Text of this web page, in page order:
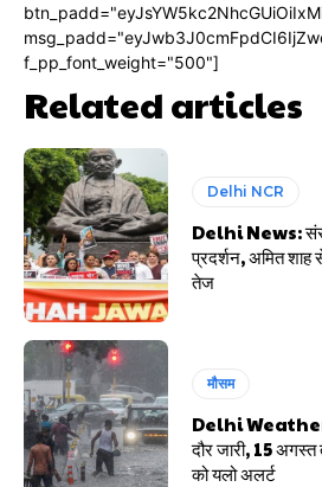
f_pp_font_weight="500"]
Related articles
Delhi NCR
Delhi News: संसद
प्रदर्शन, अमित
तेज
मौसम
Delhi Weather:
दौर जारी, 15
को यलो अलर्ट